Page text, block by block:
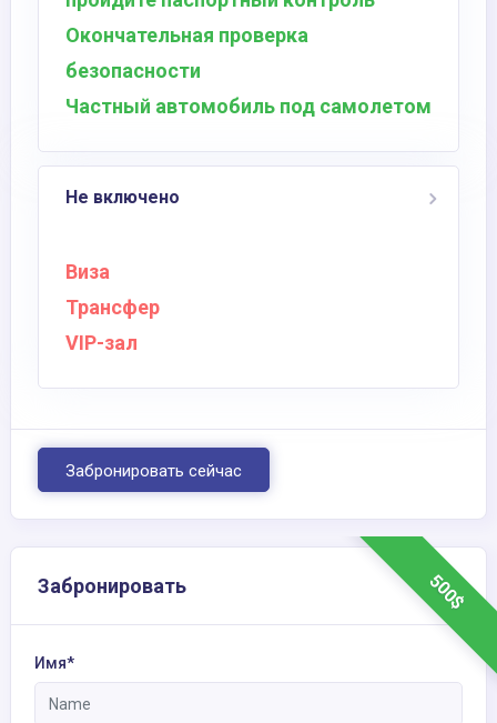
Окончательная проверка
безопасности
Частный автомобиль под самолетом
Не включено
Виза
Трансфер
VIP-зал
Забронировать сейчас
500$
Забронировать
Имя*